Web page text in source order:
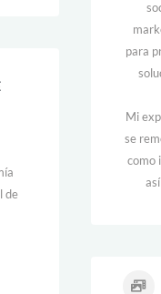
de
para
Mi
se
como